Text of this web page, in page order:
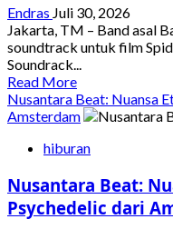
Endras Juli 30, 2026
Jakarta, TM – Band asal
soundtrack untuk film
Soundrack...
Read MoreRead
more
about
Revenge
Pengisi
Soundtrack
Film
Nusantara Beat: Nuansa
Amsterdam
hiburan
Nusantara Beat:
Psychedelic dari